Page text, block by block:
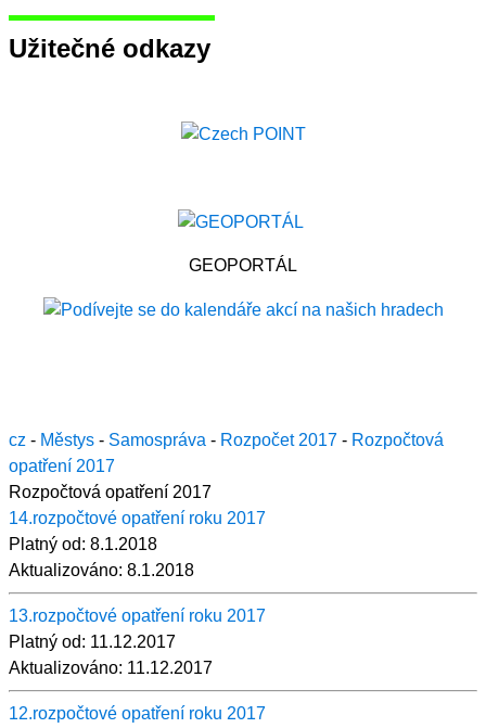
Užitečné odkazy
GEOPORTÁL
cz - Městys - Samospráva - Rozpočet 2017 - Rozpočtová
opatření 2017
Rozpočtová opatření 2017
14.rozpočtové opatření roku 2017
Platný od: 8.1.2018
Aktualizováno: 8.1.2018
13.rozpočtové opatření roku 2017
Platný od: 11.12.2017
Aktualizováno: 11.12.2017
12.rozpočtové opatření roku 2017